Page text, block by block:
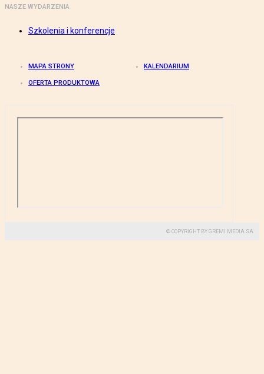
NASZE WYDARZENIA
Szkolenia i konferencje
MAPA STRONY KALENDARIUM
OFERTA PRODUKTOWA
© COPYRIGHT BY GREMI MEDIA SA